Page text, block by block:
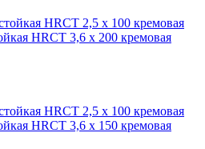
HRCT 3,6 x 200 кремовая
HRCT 3,6 x 150 кремовая